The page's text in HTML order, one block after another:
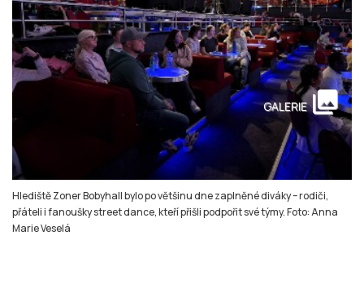
Hlediště Zoner Bobyhall bylo po většinu dne zaplněné diváky – rodiči,
přáteli i fanoušky street dance, kteří přišli podpořit své týmy. Foto: Anna
Marie Veselá
GALERIE collections